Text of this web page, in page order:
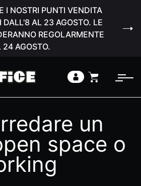
I NOSTRI PUNTI VENDITA
DALL'8 AL 23 AGOSTO. LE
REGOLARMENTE
24 AGOSTO.
un
space o